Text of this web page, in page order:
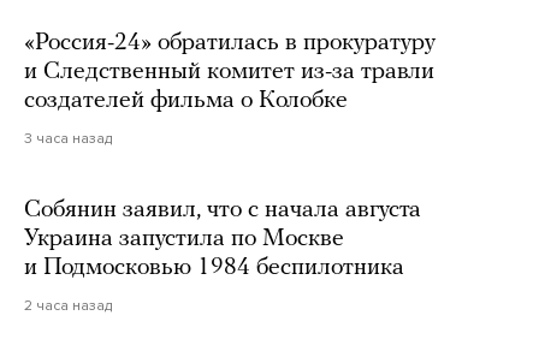
«Россия-24» обратилась в прокуратуру
и Следственный комитет из-за травли
создателей фильма о Колобке
3 часа назад
Собянин заявил, что с начала августа
Украина запустила по Москве
и Подмосковью 1984 беспилотника
2 часа назад